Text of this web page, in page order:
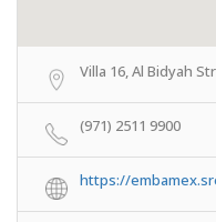
Villa 16, Al Bidyah
(971) 2511 9900
https://